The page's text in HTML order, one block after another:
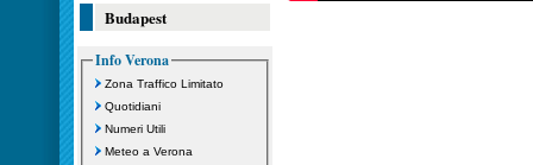
Budapest
Info Verona
Zona Traffico Limitato
Quotidiani
Numeri Utili
Meteo a Verona